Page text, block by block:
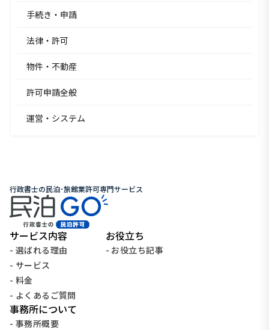
手続き・申請
法律・許可
物件・不動産
許可申請全般
運営・システム
行政書士の民泊･旅館業許可専門サービス
サービス内容
- 選ばれる理由
- サービス
- 料金
- よくあるご質問
お役立ち
- お役立ち記事
事務所について
- 事務所概要